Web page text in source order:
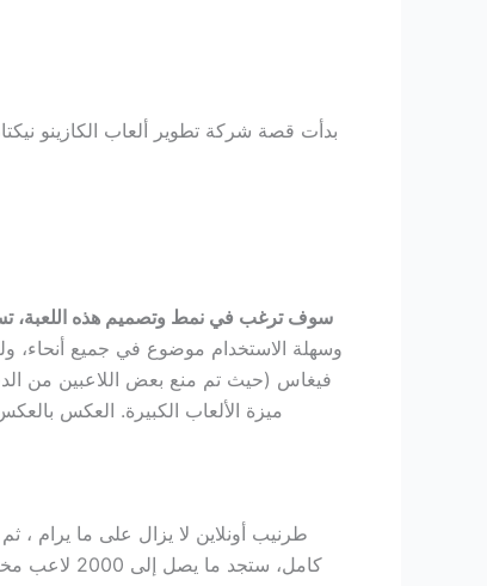
سوف ترغب في نمط وتصميم هذه اللعبة، تستغرق
فيغاس (حيث تم منع بعض اللاعبين من
ميزة الألعاب الكبيرة. العكس
طرنيب أونلاين لا يزال على ما
كامل،